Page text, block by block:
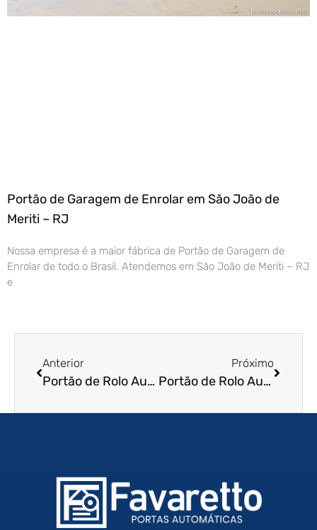
Portão de Garagem de Enrolar em São João de
Meriti – RJ
Nossa empresa é a maior fábrica de Portão de Garagem de
Enrolar de todo o Brasil. Atendemos em São João de Meriti – RJ
e
Anterior
Portão de Rolo Automático em Ourinhos – SP
Próximo
Portão de Rolo Automático em Rio Claro – SP